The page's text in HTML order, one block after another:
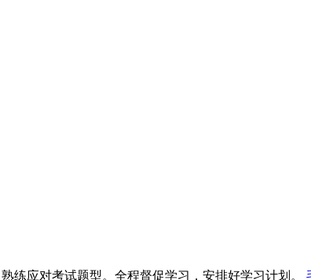
练应对考试题型。全程督促学习，安排好学习计划。